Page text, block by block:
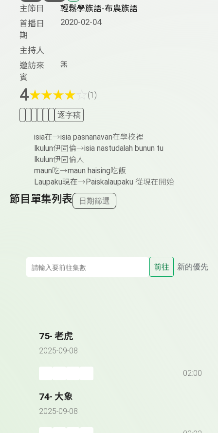
主節目
輕鬆學族語-布農族語
首播日
期
2020-02-04
主持人
邀訪來
賓
無
4★★★★ (1)
逐字稿
isia在→isia pasnanavan在學校裡
Ikulun伊固倫→isia nastudalah bunun tu
Ikulun伊固倫人
maun吃→maun haising吃飯
Laupaku現在→ Paiskalaupaku 從現在開始
節目單集列表 日期篩選
前往 新的優先
75- 老虎
2025-09-08
02:00
74- 大象
2025-09-08